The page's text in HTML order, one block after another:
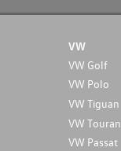
VW
VW Golf
VW Polo
VW Tiguan
VW Touran
VW Passat